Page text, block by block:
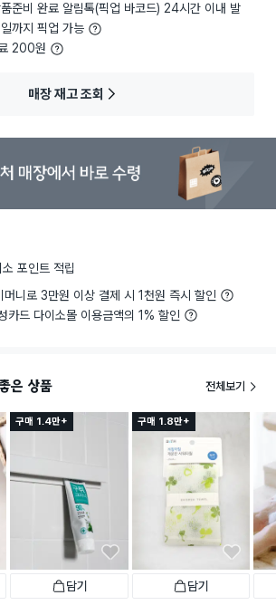
준비 완료 알림톡(픽업 바코드) 24시간 이내 발
까지 픽업 가능
200원
매장 재고 조회
포인트 적립
머니로 3만원 이상 결제 시 1천원 즉시 할인
카드 다이소몰 이용금액의 1% 할인
은 상품 전체보기
구매 1.4만+
담기
구매 1.8만+
담기